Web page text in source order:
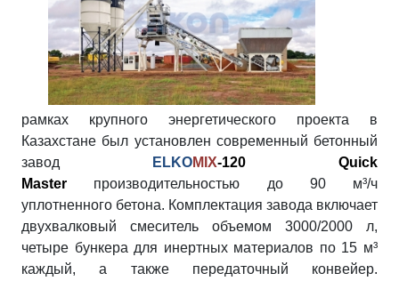
рамках крупного энергетического проекта в
Казахстане был установлен современный бетонный
завод
ELKOMIX-120 Quick
Master производительностью до 90 м³/ч
уплотненного бетона. Комплектация завода включает
двухвалковый смеситель объемом 3000/2000 л,
четыре бункера для инертных материалов по 15 м³
каждый, а также передаточный конвейер.